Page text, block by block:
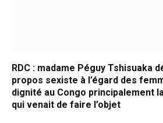
RDC : madame Péguy Tshisuaka
propos sexiste à l’égard des
dignité au Congo principalement
qui venait de faire l’objet